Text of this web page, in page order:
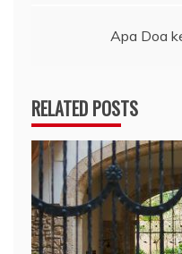
Apa Doa
RELATED POSTS